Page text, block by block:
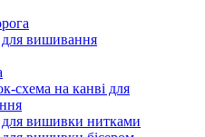
вишивання
схема на канві для
вишивки нитками